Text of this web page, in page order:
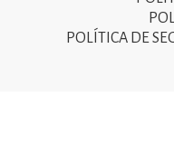
POLÍTICA DE